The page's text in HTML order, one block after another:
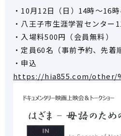
・10月12日（日）14時～16
・八王子市生涯学習センター
・入場料500円（会員無料）
・定員60名（事前予約、先着
・申込
https://hia855.com/other/